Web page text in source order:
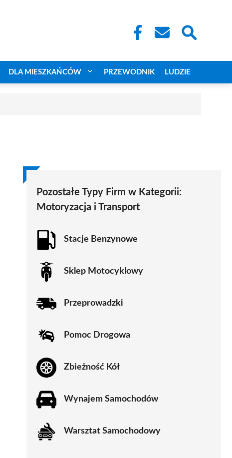
DLA MIESZKAŃCÓW PRZEWODNIK LUDZIE
Pozostałe Typy Firm w Kategorii:
Motoryzacja i Transport
Stacje Benzynowe
Sklep Motocyklowy
Przeprowadzki
Pomoc Drogowa
Zbieżność Kół
Wynajem Samochodów
Warsztat Samochodowy